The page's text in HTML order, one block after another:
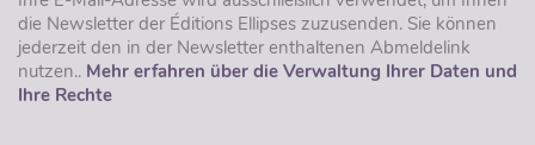
die Newsletter der Éditions Ellipses zuzusenden. Sie können
jederzeit den in der Newsletter enthaltenen Abmeldelink
nutzen.. Mehr erfahren über die Verwaltung Ihrer Daten und
Ihre Rechte